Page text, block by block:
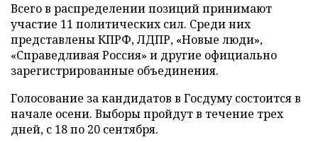
Всего в распределении позиций принимают
участие 11 политических сил. Среди них
представлены КПРФ, ЛДПР, «Новые люди»,
«Справедливая Россия» и другие официально
зарегистрированные объединения.
Голосование за кандидатов в Госдуму состоится в
начале осени. Выборы пройдут в течение трех
дней, с 18 по 20 сентября.